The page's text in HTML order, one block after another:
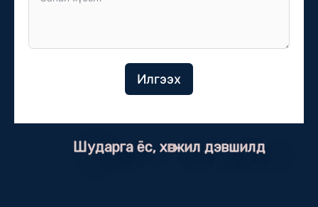
Илгээх
Шударга ёс, хөгжил дэвшилд